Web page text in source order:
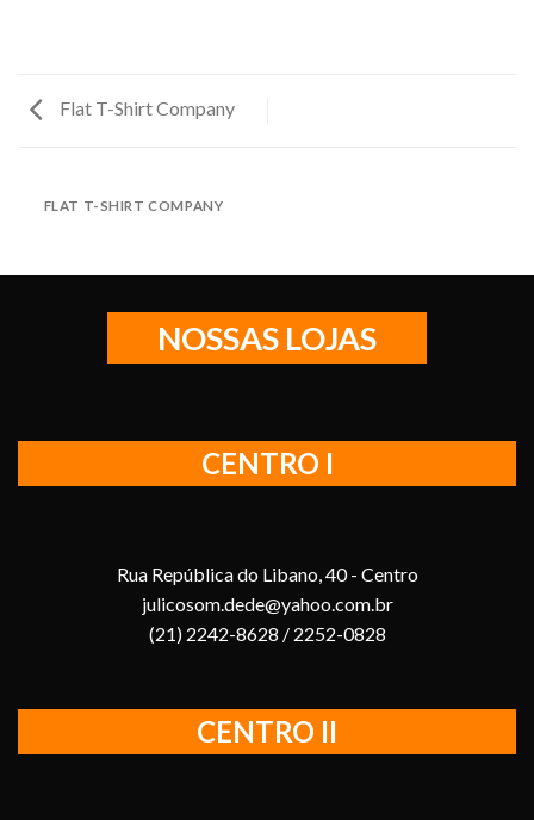
Flat T-Shirt Company
FLAT T-SHIRT COMPANY
NOSSAS LOJAS
CENTRO I
Rua República do Libano, 40 - Centro
julicosom.dede@yahoo.com.br
(21) 2242-8628 / 2252-0828
CENTRO II